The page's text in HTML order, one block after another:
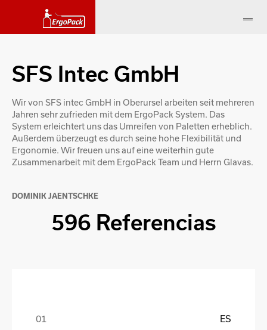
SFS Intec GmbH
Wir von SFS intec GmbH in Oberursel arbeiten seit mehreren
Jahren sehr zufrieden mit dem ErgoPack System. Das
System erleichtert uns das Umreifen von Paletten erheblich.
Außerdem überzeugt es durch seine hohe Flexibilität und
Ergonomie. Wir freuen uns auf eine weiterhin gute
Zusammenarbeit mit dem ErgoPack Team und Herrn Glavas.
DOMINIK JAENTSCHKE
596 Referencias
ES